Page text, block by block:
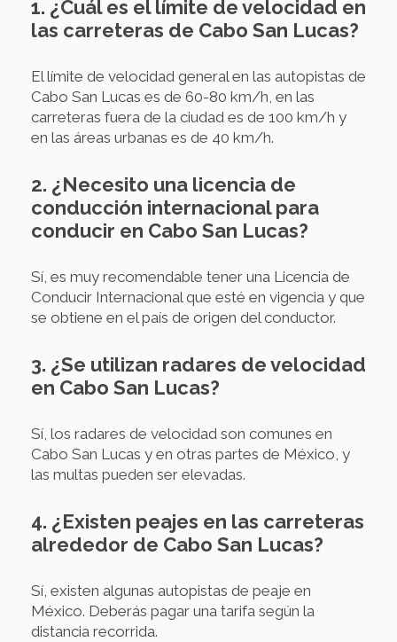
1. ¿Cuál es el límite de velocidad en
las carreteras de Cabo San Lucas?
El límite de velocidad general en las autopistas de
Cabo San Lucas es de 60-80 km/h, en las
carreteras fuera de la ciudad es de 100 km/h y
en las áreas urbanas es de 40 km/h.
2. ¿Necesito una licencia de
conducción internacional para
conducir en Cabo San Lucas?
Sí, es muy recomendable tener una Licencia de
Conducir Internacional que esté en vigencia y que
se obtiene en el país de origen del conductor.
3. ¿Se utilizan radares de velocidad
en Cabo San Lucas?
Sí, los radares de velocidad son comunes en
Cabo San Lucas y en otras partes de México, y
las multas pueden ser elevadas.
4. ¿Existen peajes en las carreteras
alrededor de Cabo San Lucas?
Sí, existen algunas autopistas de peaje en
México. Deberás pagar una tarifa según la
distancia recorrida.